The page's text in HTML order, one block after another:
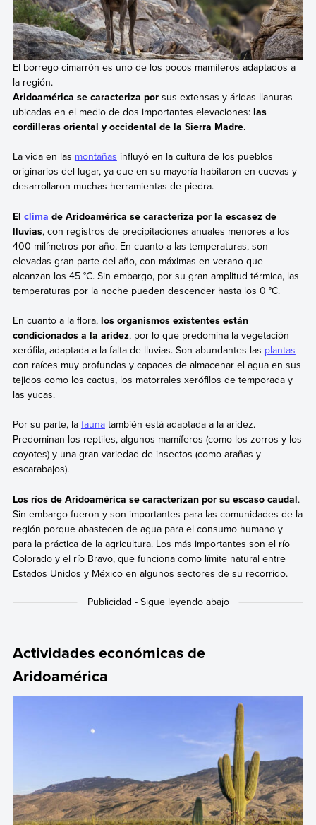
El borrego cimarrón es uno de los pocos mamíferos adaptados a
la región.
Aridoamérica se caracteriza por sus extensas y áridas llanuras
ubicadas en el medio de dos importantes elevaciones: las
cordilleras oriental y occidental de la Sierra Madre.
La vida en las montañas influyó en la cultura de los pueblos
originarios del lugar, ya que en su mayoría habitaron en cuevas y
desarrollaron muchas herramientas de piedra.
El clima de Aridoamérica se caracteriza por la escasez de
lluvias, con registros de precipitaciones anuales menores a los
400 milímetros por año. En cuanto a las temperaturas, son
elevadas gran parte del año, con máximas en verano que
alcanzan los 45 °C. Sin embargo, por su gran amplitud térmica, las
temperaturas por la noche pueden descender hasta los 0 °C.
En cuanto a la flora, los organismos existentes están
condicionados a la aridez, por lo que predomina la vegetación
xerófila, adaptada a la falta de lluvias. Son abundantes las plantas
con raíces muy profundas y capaces de almacenar el agua en sus
tejidos como los cactus, los matorrales xerófilos de temporada y
las yucas.
Por su parte, la faunatambién está adaptada a la aridez.
Predominan los reptiles, algunos mamíferos (como los zorros y los
coyotes) y una gran variedad de insectos (como arañas y
escarabajos).
Los ríos de Aridoamérica se caracterizan por su escaso caudal.
Sin embargo fueron y son importantes para las comunidades de la
región porque abastecen de agua para el consumo humano y
para la práctica de la agricultura. Los más importantes son el río
Colorado y el río Bravo, que funciona como límite natural entre
Estados Unidos y México en algunos sectores de su recorrido.
Actividades económicas de
Aridoamérica